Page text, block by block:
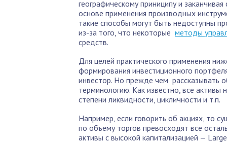
географическому приниципу и
основе применения производных
такие способы могут быть недоступны
из-за того, что некоторые методы
средств.
Для целей практического применения
формирования инвестиционного
инвестор. Но прежде чем рассказывать
терминологию. Как известно, все
степени ликвидности, цикличности и т.п.
Например, если говорить об акциях, то
по объему торгов превосходят все
активы с высокой капитализацией —